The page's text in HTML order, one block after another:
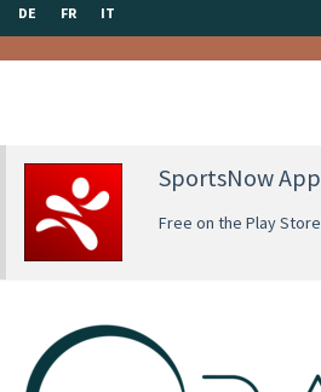
DE FR IT
SportsNow App
Free on the Play Store